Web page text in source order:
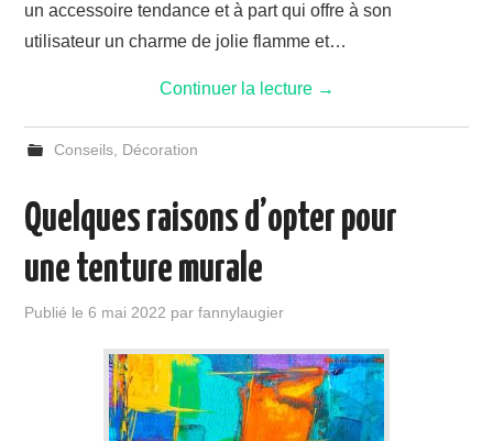
un accessoire tendance et à part qui offre à son
utilisateur un charme de jolie flamme et…
Continuer la lecture →
Conseils, Décoration
Quelques raisons d’opter pour
une tenture murale
Publié le6 mai 2022 parfannylaugier